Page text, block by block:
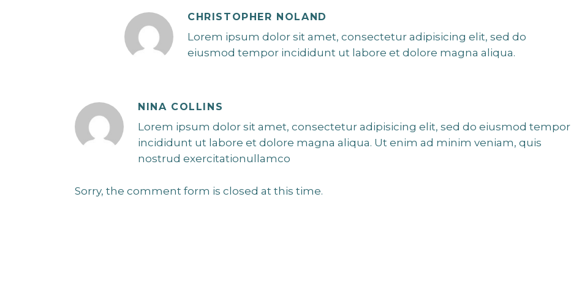
CHRISTOPHER NOLAND
Lorem ipsum dolor sit amet, consectetur adipisicing elit, sed do
eiusmod tempor incididunt ut labore et dolore magna aliqua.
NINA COLLINS
Lorem ipsum dolor sit amet, consectetur adipisicing elit, sed do eiusmod tempor
incididunt ut labore et dolore magna aliqua. Ut enim ad minim veniam, quis
nostrud exercitationullamco
Sorry, the comment form is closed at this time.